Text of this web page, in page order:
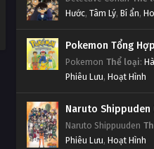
Hước, Tâm Lý, Bí ẩn,
Pokemon Tổng
Pokemon Thể loại:
Phiêu Lưu, Hoạt Hình
Naruto Shippuden
Naruto Shippuuden
Phiêu Lưu, Hoạt Hình